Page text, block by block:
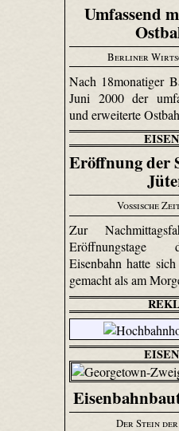
Umfassend
Berliner
Nach 18monatiger
Juni 2000 der
und erweiterte
Eröffnung der
Vossische
Zur
Eröffnungstage
Eisenbahn hatte
gemacht als am
Der Stein der